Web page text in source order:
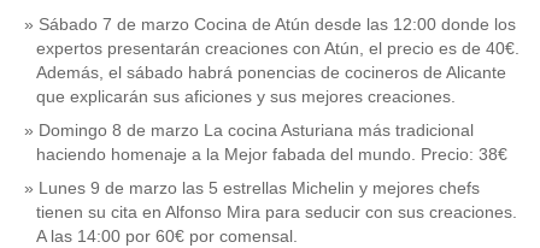
Sábado 7 de marzo Cocina de Atún desde las 12:00 donde los
expertos presentarán creaciones con Atún, el precio es de 40€.
Además, el sábado habrá ponencias de cocineros de Alicante
que explicarán sus aficiones y sus mejores creaciones.
Domingo 8 de marzo La cocina Asturiana más tradicional
haciendo homenaje a la Mejor fabada del mundo. Precio: 38€
Lunes 9 de marzo las 5 estrellas Michelin y mejores chefs
tienen su cita en Alfonso Mira para seducir con sus creaciones.
A las 14:00 por 60€ por comensal.